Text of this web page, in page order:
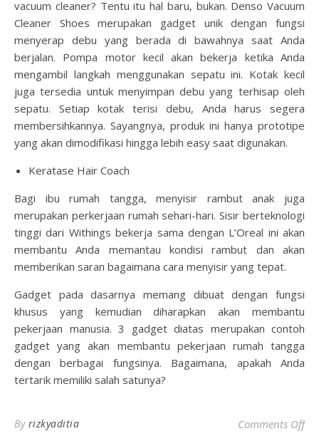
vacuum cleaner? Tentu itu hal baru, bukan. Denso Vacuum
Cleaner Shoes merupakan gadget unik dengan fungsi
menyerap debu yang berada di bawahnya saat Anda
berjalan. Pompa motor kecil akan bekerja ketika Anda
mengambil langkah menggunakan sepatu ini. Kotak kecil
juga tersedia untuk menyimpan debu yang terhisap oleh
sepatu. Setiap kotak terisi debu, Anda harus segera
membersihkannya. Sayangnya, produk ini hanya prototipe
yang akan dimodifikasi hingga lebih easy saat digunakan.
Keratase Hair Coach
Bagi ibu rumah tangga, menyisir rambut anak juga
merupakan perkerjaan rumah sehari-hari. Sisir berteknologi
tinggi dari Withings bekerja sama dengan L’Oreal ini akan
membantu Anda memantau kondisi rambut dan akan
memberikan saran bagaimana cara menyisir yang tepat.
Gadget pada dasarnya memang dibuat dengan fungsi
khusus yang kemudian diharapkan akan membantu
pekerjaan manusia. 3 gadget diatas merupakan contoh
gadget yang akan membantu pekerjaan rumah tangga
dengan berbagai fungsinya. Bagaimana, apakah Anda
tertarik memiliki salah satunya?
By rizkyaditia Comments Offon